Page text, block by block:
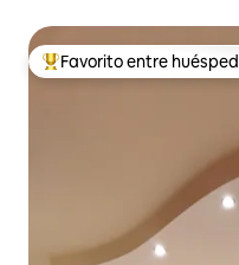
De los mejores en
Favorito entre